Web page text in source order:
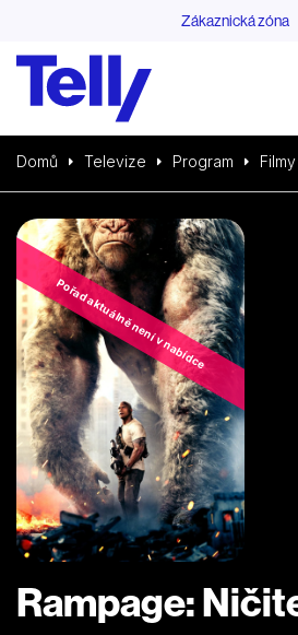
Zákaznická zóna
Domů Televize Program Filmy
Pořad aktuálně není v nabídce
Rampage: